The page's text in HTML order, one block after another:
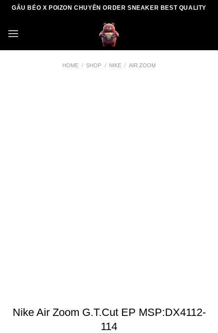
Skip
content
GẤU BÉO X POIZON CHUYÊN ORDER SNEAKER BEST QUALITY
HOME / SHOP / NIKE / AIR ZOOM
Nike Air Zoom G.T.Cut EP MSP:DX4112-
114